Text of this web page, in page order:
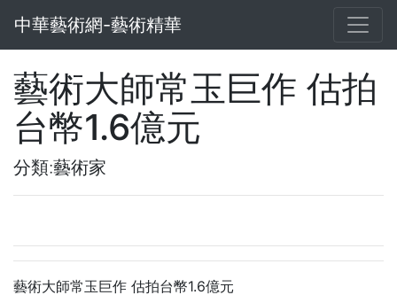
中華藝術網-藝術精華
藝術大師常玉巨作 估拍
台幣1.6億元
分類:藝術家
藝術大師常玉巨作 估拍台幣1.6億元